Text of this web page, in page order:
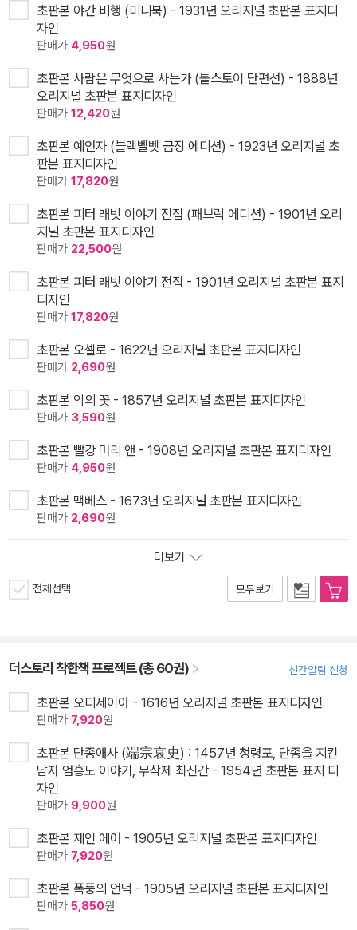
초판본 야간 비행 (미니북) - 1931년 오리지널 초판본 표지디
자인
판매가 4,950원
초판본 사람은 무엇으로 사는가 (톨스토이 단편선) - 1888년
오리지널 초판본 표지디자인
판매가 12,420원
초판본 예언자 (블랙벨벳 금장 에디션) - 1923년 오리지널 초
판본 표지디자인
판매가 17,820원
초판본 피터 래빗 이야기 전집 (패브릭 에디션) - 1901년 오리
지널 초판본 표지디자인
판매가 22,500원
초판본 피터 래빗 이야기 전집 - 1901년 오리지널 초판본 표지
디자인
판매가 17,820원
초판본 오셀로 - 1622년 오리지널 초판본 표지디자인
판매가 2,690원
초판본 악의 꽃 - 1857년 오리지널 초판본 표지디자인
판매가 3,590원
초판본 빨강 머리 앤 - 1908년 오리지널 초판본 표지디자인
판매가 4,950원
초판본 맥베스 - 1673년 오리지널 초판본 표지디자인
판매가 2,690원
더보기
전체선택 모두보기
더스토리 착한책 프로젝트 (총 60권) 신간알림 신청
초판본 오디세이아 - 1616년 오리지널 초판본 표지디자인
판매가 7,920원
초판본 단종애사 (端宗哀史) : 1457년 청령포, 단종을 지킨
남자 엄흥도 이야기, 무삭제 최신간 - 1954년 초판본 표지 디
자인
판매가 9,900원
초판본 제인 에어 - 1905년 오리지널 초판본 표지디자인
판매가 7,920원
초판본 폭풍의 언덕 - 1905년 오리지널 초판본 표지디자인
판매가 5,850원